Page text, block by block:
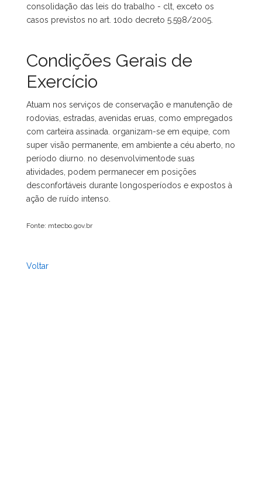
consolidação das leis do trabalho - clt, exceto os
casos previstos no art. 10do decreto 5.598/2005.
Condições Gerais de
Exercício
Atuam nos serviços de conservação e manutenção de
rodovias, estradas, avenidas eruas, como empregados
com carteira assinada. organizam-se em equipe, com
super visão permanente, em ambiente a céu aberto, no
período diurno. no desenvolvimentode suas
atividades, podem permanecer em posições
desconfortáveis durante longosperíodos e expostos à
ação de ruído intenso.
Fonte: mtecbo.gov.br
Voltar